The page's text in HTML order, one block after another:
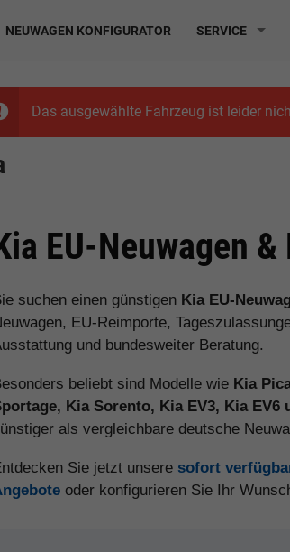
NEUWAGEN KONFIGURATOR SERVICE
Das ausgewählte Fahrzeug ist leider
EU-Neuwagen
suchen einen günstigen Kia EU-
EU-Reimporte,
und bundesweiter Beratung.
beliebt sind Modelle wie Kia
Kia Sorento, Kia EV3, Kia EV6
als vergleichbare deutsche
Sie jetzt unsere sofort
oder konfigurieren Sie Ihr